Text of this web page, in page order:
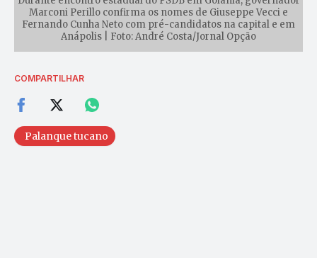
Marconi Perillo confirma os nomes de Giuseppe Vecci e
Fernando Cunha Neto com pré-candidatos na capital e em
Anápolis | Foto: André Costa/Jornal Opção
COMPARTILHAR
Palanque tucano